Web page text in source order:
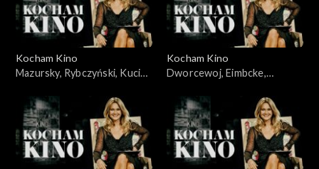
Kocham Kino
Mazursky, Rybczyński, Kucia,
Kocham Kino
Dworcewoj, Eimbcke,